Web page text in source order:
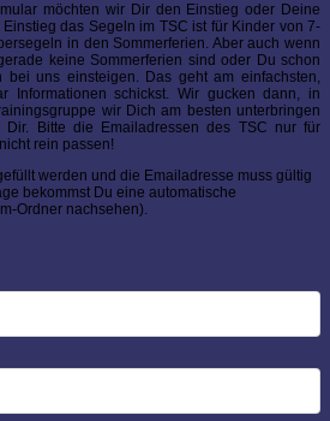
möchten wir Dir den Einstieg oder Deine
das Segeln im TSC ist für Kinder von 7-
in den Sommerferien. Aber auch wenn
keine Sommerferien sind oder Du schon
bei uns einsteigen. Das geht am einfachsten,
Informationen schickst. Wir gucken dann, in
wir Dich am besten unterbringen
Bitte die Emailadressen des TSC nur für
rein passen!
werden und die Emailadresse muss gültig
bekommst Du eine automatische
Ordner nachsehen).